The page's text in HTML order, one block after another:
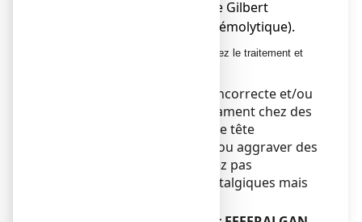
● en cas de syndrome de Gilbert
(jaunisse familiale non hémolytique).
En cas d’hépatite virale aiguë, arrêtez le traitement et
Au long cours, l’utilisation incorrecte et/ou
à fortes doses de ce médicament chez des
patients atteints de maux de tête
chroniques peut entraîner ou aggraver des
maux de tête. Vous ne devez pas
augmenter votre dose d'antalgiques mais